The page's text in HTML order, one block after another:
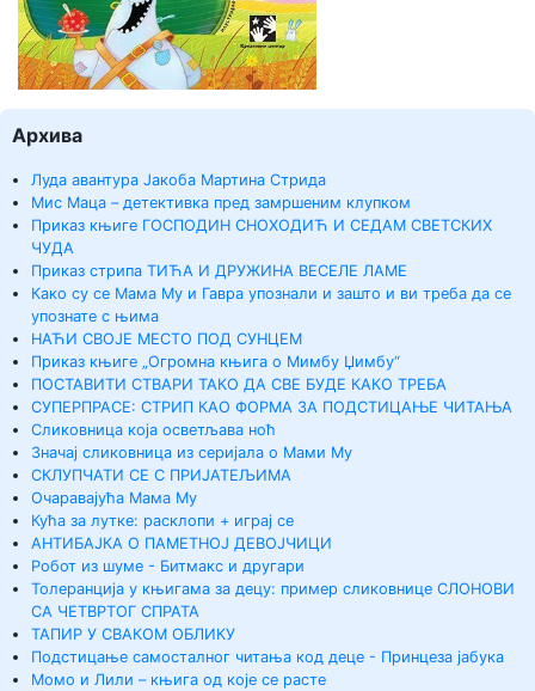
Архива
Луда авантура Јакоба Мартина Стрида
Мис Маца – детективка пред замршеним клупком
Приказ књиге ГОСПОДИН СНОХОДИЋ И СЕДАМ СВЕТСКИХ
ЧУДА
Приказ стрипа ТИЋА И ДРУЖИНА ВЕСЕЛЕ ЛАМЕ
Како су се Мама Му и Гавра упознали и зашто и ви треба да се
упознате с њима
НАЋИ СВОЈЕ МЕСТО ПОД СУНЦЕМ
Приказ књиге „Огромна књига о Мимбу Џимбу“
ПОСТАВИТИ СТВАРИ ТАКО ДА СВЕ БУДЕ КАКО ТРЕБА
СУПЕРПРАСЕ: СТРИП КАО ФОРМА ЗА ПОДСТИЦАЊЕ ЧИТАЊА
Сликовница која осветљава ноћ
Значај сликовница из серијала о Мами Му
СКЛУПЧАТИ СЕ С ПРИЈАТЕЉИМА
Очаравајућа Мама Му
Кућа за лутке: расклопи + играј се
АНТИБАЈКА О ПАМЕТНОЈ ДЕВОЈЧИЦИ
Робот из шуме - Битмакс и другари
Толеранција у књигама за децу: пример сликовнице СЛОНОВИ
СА ЧЕТВРТОГ СПРАТА
ТАПИР У СВАКОМ ОБЛИКУ
Подстицање самосталног читања код деце - Принцеза јабука
Момо и Лили – књига од које се расте